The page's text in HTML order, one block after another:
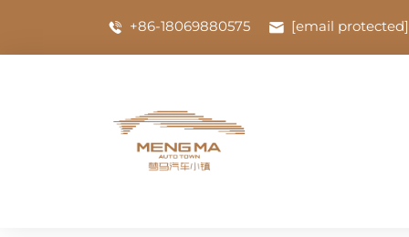
+86-18069880575 [email protected]